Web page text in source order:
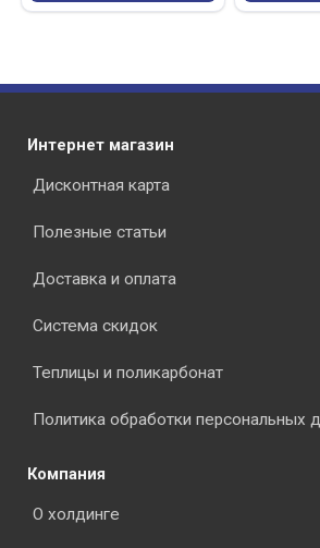
Интернет магазин
Дисконтная карта
Полезные статьи
Доставка и оплата
Система скидок
Теплицы и поликарбонат
Политика обработки персональных
Компания
О холдинге